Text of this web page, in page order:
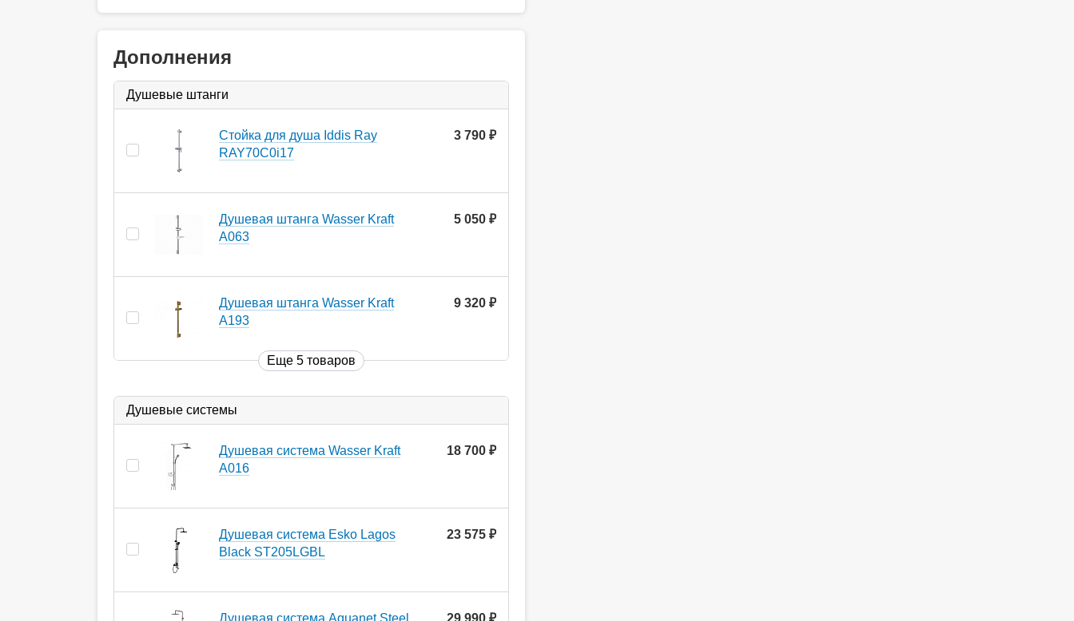
Дополнения
Душевые штанги
Стойка для душа Iddis Ray
RAY70C0i17
3 790
Душевая штанга Wasser Kraft
A063
5 050
Душевая штанга Wasser Kraft
A193
9 320
Еще 5 товаров
Душевые системы
Душевая система Wasser Kraft
A016
18 700
Душевая система Esko Lagos
Black ST205LGBL
23 575
Душевая система Aquanet Steel
29 990